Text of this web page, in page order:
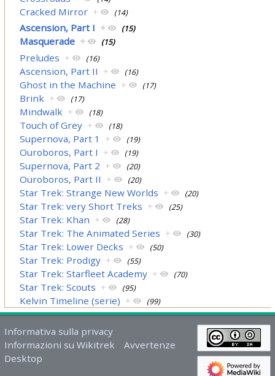
Cracked Mirror + (14)
Ascension, Part I + (15)
Masquerade + (15)
Preludes + (16)
Ascension, Part II + (16)
Ghost in the Machine + (17)
Brink + (17)
Mindwalk + (18)
Touch of Grey + (18)
Supernova, Part 1 + (19)
Ouroboros, Part I + (19)
Supernova, Part 2 + (20)
Ouroboros, Part II + (20)
Star Trek: Strange New Worlds + (20)
Star Trek: very Short Treks + (25)
Star Trek: Khan + (28)
Star Trek: The Animated Series + (30)
Star Trek: Lower Decks + (50)
Star Trek: Prodigy + (55)
Star Trek: Starfleet Academy + (70)
Star Trek: Scouts + (95)
Kelvin Timeline (serie) + (99)
Informativa sulla privacy
Informazioni su Wikitrek
Avvertenze
Desktop